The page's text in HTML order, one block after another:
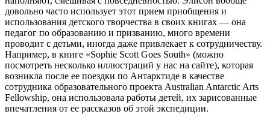
довольно часто использует этот прием приобщения и
использования детского творчества в своих книгах — она
педагог по образованию и призванию, много времени
проводит с детьми, иногда даже привлекает к сотрудничеству.
Например, в книге «Sophie Scott Goes South» (можно
посмотреть несколько иллюстраций у нас на сайте), которая
возникла после ее поездки по Антарктиде в качестве
сотрудника образовательного проекта Australian Antarctic Arts
Fellowship, она использовала работы детей, их зарисованные
впечатления от ее рассказов об этой экспедиции.